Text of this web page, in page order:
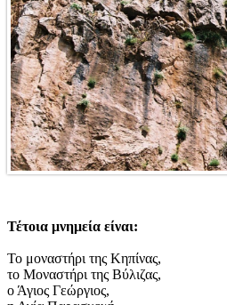
Τέτοια μνημεία είναι:
Το μοναστήρι της Κηπίνας,
το Μοναστήρι της Βύλιζας,
ο Άγιος Γεώργιος,